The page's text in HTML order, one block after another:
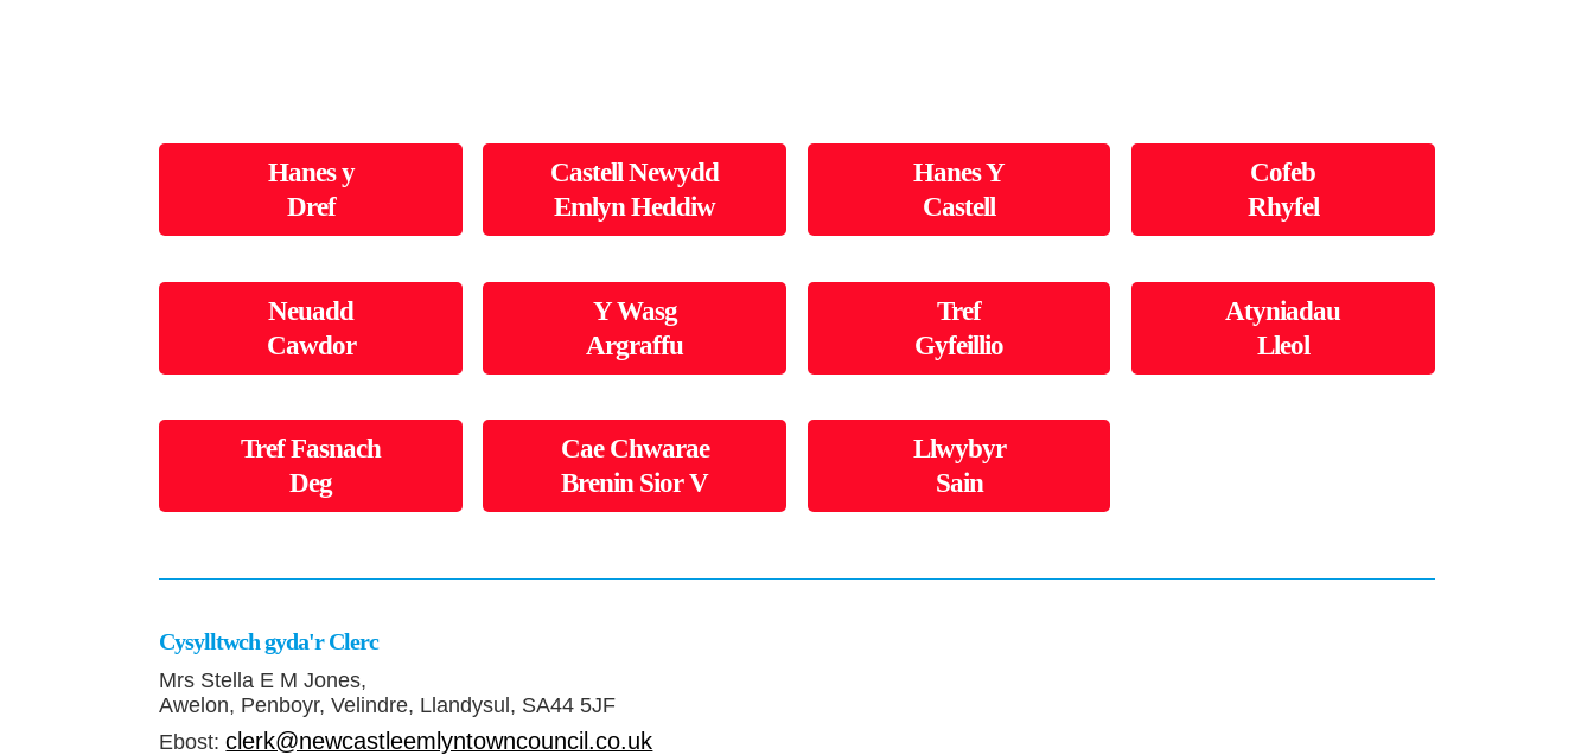
Hanes y
Dref
Castell Newydd
Emlyn Heddiw
Hanes Y
Castell
Cofeb
Rhyfel
Neuadd
Cawdor
Y Wasg
Argraffu
Tref
Gyfeillio
Atyniadau
Lleol
Tref Fasnach
Deg
Cae Chwarae
Brenin Sior V
Llwybyr
Sain
Cysylltwch gyda'r Clerc
Mrs Stella E M Jones,
Awelon, Penboyr, Velindre, Llandysul, SA44 5JF
Ebost:clerk@newcastleemlyntowncouncil.co.uk